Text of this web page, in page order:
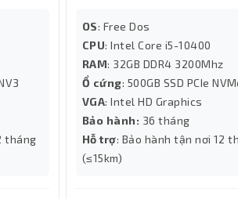
tháng
OS: Free Dos
CPU: Intel Core i5-10400
RAM: 32GB DDR4 3200Mhz
Ổ cứng: 500GB SSD PCIe
VGA: Intel HD Graphics
Bảo hành: 36 tháng
Hỗ trợ: Bảo hành tận nơi 12
(≤15km)